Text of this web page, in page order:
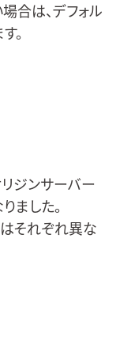
合は、デフォル
。
ジンサーバー
ました。
それぞれ異な